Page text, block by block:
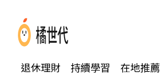
退休理財 持續學習 在地推薦